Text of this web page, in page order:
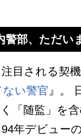
警部、ただい
目される契
ない警官』。
「随監」を
年デビュー